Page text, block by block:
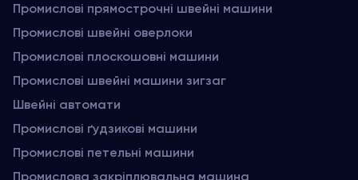
Промислові прямострочні швейні машини
Промислові швейні оверлоки
Промислові плоскошовні машини
Промислові швейні машини зигзаг
Швейні автомати
Промислові ґудзикові машини
Промислові петельні машини
Промислова закріплювальна машина